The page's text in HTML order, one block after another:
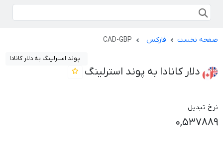
صفحه نخست فارکس CAD-GBP
پوند استرلینگ به دلار کانادا
دلار کانادا به پوند استرلینگ
نرخ تبدیل
۰,۵۳۷۸۸۹